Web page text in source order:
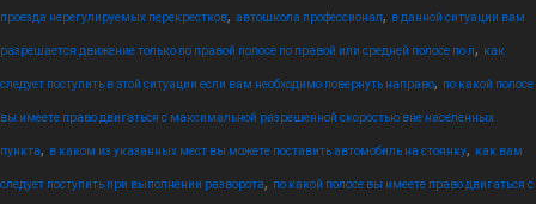
проезда нерегулируемых перекрестков, автошкола профессионал, в данной ситуации вам
разрешается движение только по правой полосе по правой или средней полосе по л, как
следует поступить в этой ситуации если вам необходимо повернуть направо, по какой полосе
вы имеете право двигаться с максимальной разрешенной скоростью вне населенных
пункта, в каком из указанных мест вы можете поставить автомобиль на стоянку, как вам
следует поступить при выполнении разворота, по какой полосе вы имеете право двигаться с